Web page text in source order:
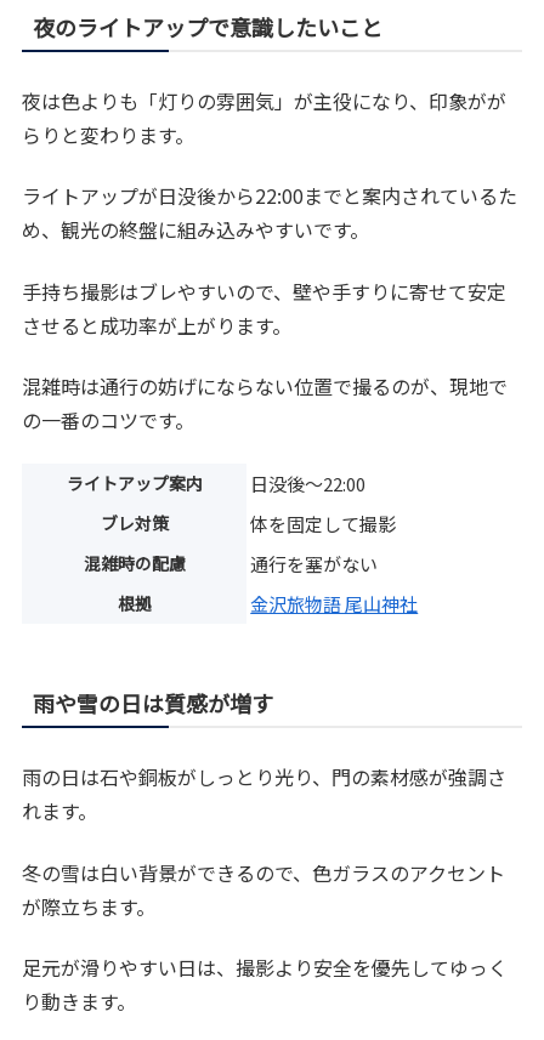
夜のライトアップで意識したいこと
夜は色よりも「灯りの雰囲気」が主役になり、印象がが
らりと変わります。
ライトアップが日没後から22:00までと案内されているた
め、観光の終盤に組み込みやすいです。
手持ち撮影はブレやすいので、壁や手すりに寄せて安定
させると成功率が上がります。
混雑時は通行の妨げにならない位置で撮るのが、現地で
の一番のコツです。
ライトアップ案内 日没後〜22:00
ブレ対策 体を固定して撮影
混雑時の配慮 通行を塞がない
根拠 金沢旅物語 尾山神社
雨や雪の日は質感が増す
雨の日は石や銅板がしっとり光り、門の素材感が強調さ
れます。
冬の雪は白い背景ができるので、色ガラスのアクセント
が際立ちます。
足元が滑りやすい日は、撮影より安全を優先してゆっく
り動きます。